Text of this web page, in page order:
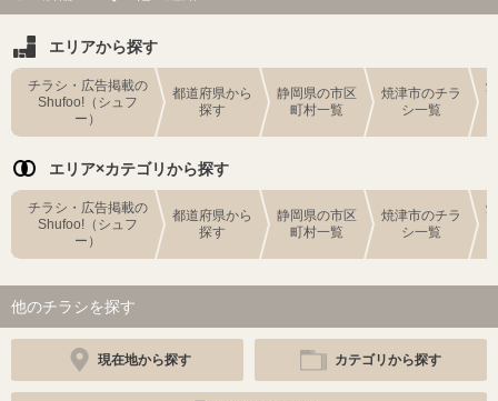
エリアから探す
チラシ・広告掲載の
Shufoo!（シュフ
ー）
都道府県から
探す
静岡県の市区
町村一覧
焼津市のチラ
シ一覧
エリア×カテゴリから探す
チラシ・広告掲載の
Shufoo!（シュフ
ー）
都道府県から
探す
静岡県の市区
町村一覧
焼津市のチラ
シ一覧
他のチラシを探す
現在地から探す カテゴリから探す